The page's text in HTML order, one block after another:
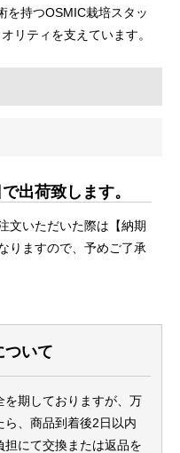
を持つOSMIC栽培スタッ
リティを支えています。
出荷致します。
文いただいた際は【納期
りますので、予めご了承
ついて
期しておりますが、万
、商品到着後2日以内
にて交換または返品を